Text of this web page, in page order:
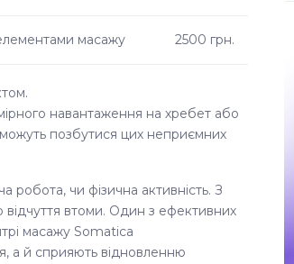
масажу 2500 грн.
навантаження на хребет або
позбутися цих неприємних
чи фізична активність. З
відчуття втоми. Один з ефективних
масажу Somatica
а й сприяють відновленню